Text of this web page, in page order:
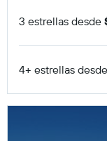
3 estrellas desde
4+ estrellas desde